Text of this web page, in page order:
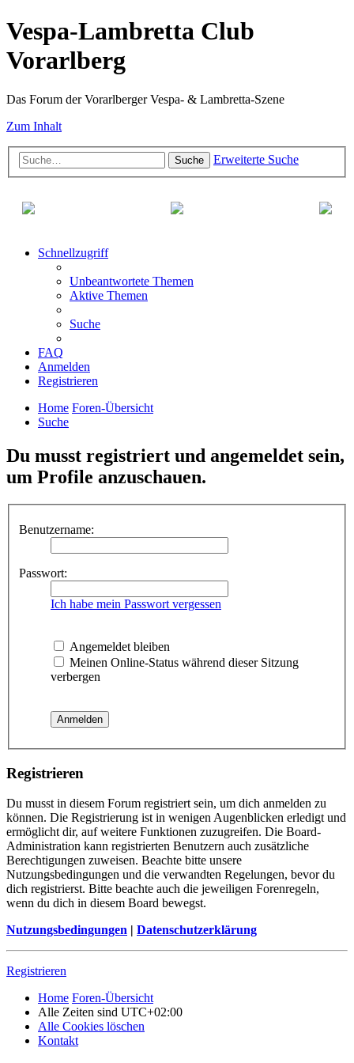
Vespa-Lambretta Club
Vorarlberg
Das Forum der Vorarlberger Vespa- & Lambretta-Szene
Zum Inhalt
Suche Erweiterte Suche
Schnellzugriff
Unbeantwortete Themen
Aktive Themen
Suche
FAQ
Anmelden
Registrieren
Home Foren-Übersicht
Suche
Du musst registriert und angemeldet sein,
um Profile anzuschauen.
Benutzername:
Passwort:
Ich habe mein Passwort vergessen
Angemeldet bleiben
Meinen Online-Status während dieser Sitzung
verbergen
Registrieren
Du musst in diesem Forum registriert sein, um dich anmelden zu
können. Die Registrierung ist in wenigen Augenblicken erledigt und
ermöglicht dir, auf weitere Funktionen zuzugreifen. Die Board-
Administration kann registrierten Benutzern auch zusätzliche
Berechtigungen zuweisen. Beachte bitte unsere
Nutzungsbedingungen und die verwandten Regelungen, bevor du
dich registrierst. Bitte beachte auch die jeweiligen Forenregeln,
wenn du dich in diesem Board bewegst.
Nutzungsbedingungen | Datenschutzerklärung
Registrieren
Home Foren-Übersicht
Alle Zeiten sind UTC+02:00
Alle Cookies löschen
Kontakt